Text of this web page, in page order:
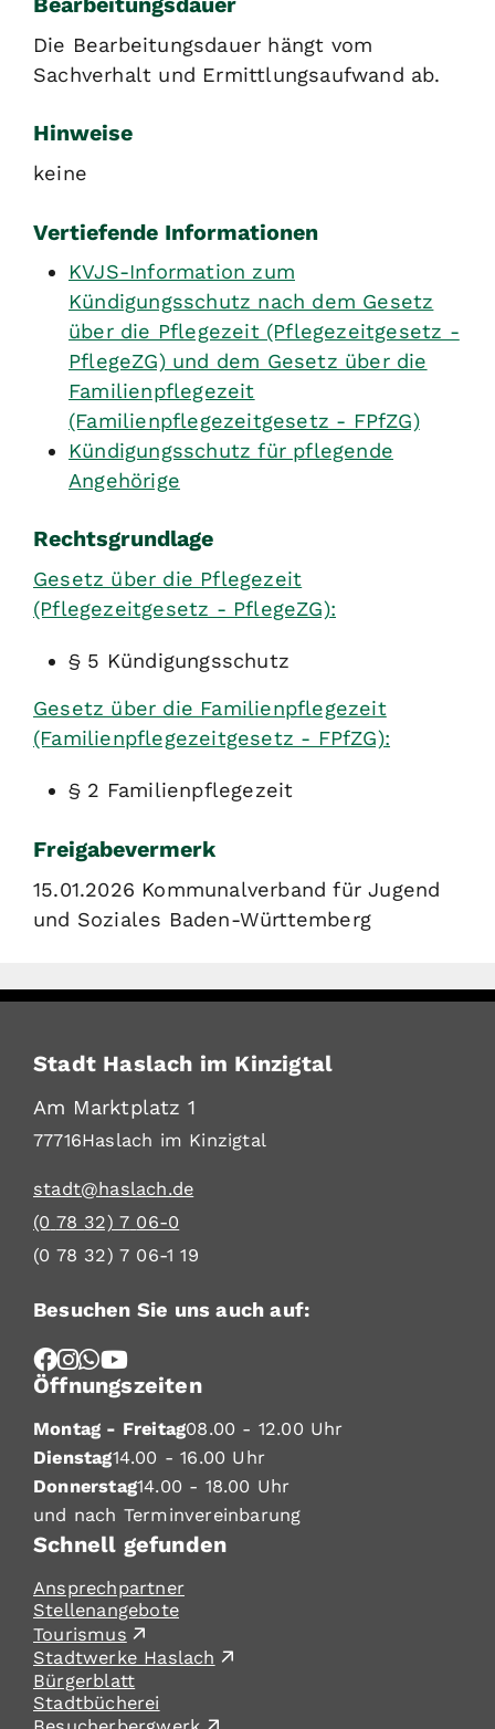
Die Bearbeitungsdauer hängt vom
Sachverhalt und Ermittlungsaufwand ab.
Hinweise
keine
Vertiefende Informationen
KVJS-Information zum
Kündigungsschutz nach dem Gesetz
über die Pflegezeit (Pflegezeitgesetz -
PflegeZG) und dem Gesetz über die
Familienpflegezeit
(Familienpflegezeitgesetz - FPfZG)
Kündigungsschutz für pflegende
Angehörige
Rechtsgrundlage
Gesetz über die Pflegezeit
(Pflegezeitgesetz - PflegeZG):
§ 5 Kündigungsschutz
Gesetz über die Familienpflegezeit
(Familienpflegezeitgesetz - FPfZG):
§ 2 Familienpflegezeit
Freigabevermerk
15.01.2026 Kommunalverband für Jugend
und Soziales Baden-Württemberg
Stadt Haslach im Kinzigtal
Am Marktplatz 1
77716Haslach im Kinzigtal
stadt@haslach.de
(0 78 32) 7 06-0
(0 78 32) 7 06-1 19
Besuchen Sie uns auch auf:
Öffnungszeiten
Montag - Freitag08.00 - 12.00 Uhr
Dienstag14.00 - 16.00 Uhr
Donnerstag14.00 - 18.00 Uhr
und nach Terminvereinbarung
Schnell gefunden
Ansprechpartner
Stellenangebote
Tourismus
Stadtwerke Haslach
Bürgerblatt
Stadtbücherei